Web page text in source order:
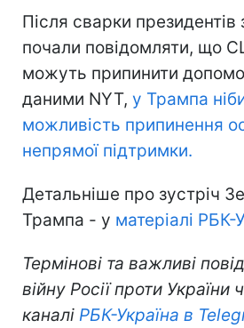
Після сварки президентів
почали повідомляти, що
можуть припинити
даними NYT, у Трампа
можливість припинення
непрямої підтримки.
Детальніше про зустріч
Трампа - у матеріалі РБК-
Термінові та важливі
війну Росії проти України
каналі РБК-Україна в